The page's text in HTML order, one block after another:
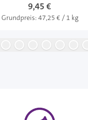
9,45 €
Grundpreis: 47,25 € / 1 kg